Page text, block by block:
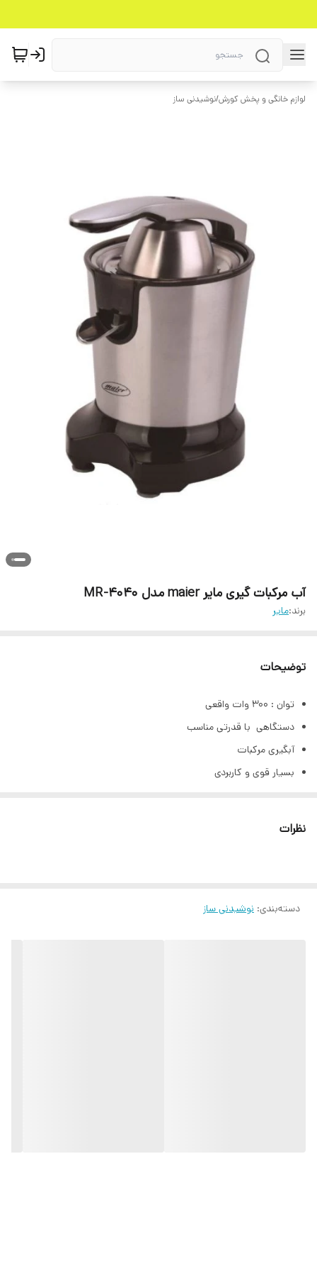
لوازم خانگی و پخش کورش/نوشیدنی ساز
آب مرکبات گیری مایر maier مدل MR-4040
برند:مایر
توضیحات
توان : 300 وات واقعی
دستگاهی با قدرتی مناسب
آبگیری مرکبات
بسیار قوی و کاربردی
نظرات
دسته‌بندی: نوشیدنی ساز